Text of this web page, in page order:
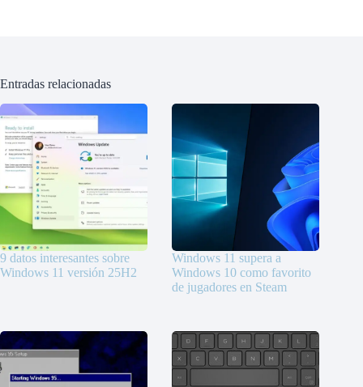
Entradas relacionadas
9 datos interesantes sobre
Windows 11 versión 25H2
Windows 11 supera a
Windows 10 como favorito
de jugadores en Steam